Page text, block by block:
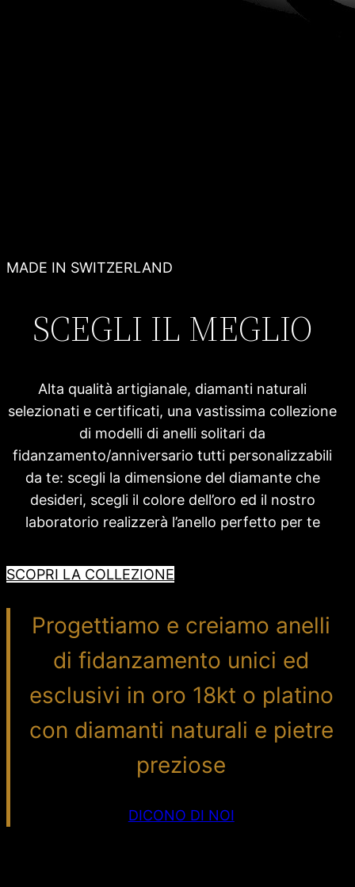
MADE IN SWITZERLAND
SCEGLI IL MEGLIO
Alta qualità artigianale, diamanti naturali
selezionati e certificati, una vastissima collezione
di modelli di anelli solitari da
fidanzamento/anniversario tutti personalizzabili
da te: scegli la dimensione del diamante che
desideri, scegli il colore dell’oro ed il nostro
laboratorio realizzerà l’anello perfetto per te
SCOPRI LA COLLEZIONE
Progettiamo e creiamo anelli
di fidanzamento unici ed
esclusivi in oro 18kt o platino
con diamanti naturali e pietre
preziose
DICONO DI NOI